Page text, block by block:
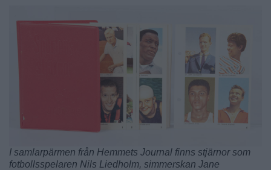
I samlarpärmen från Hemmets Journal finns stjärnor som
fotbollsspelaren Nils Liedholm, simmerskan Jane